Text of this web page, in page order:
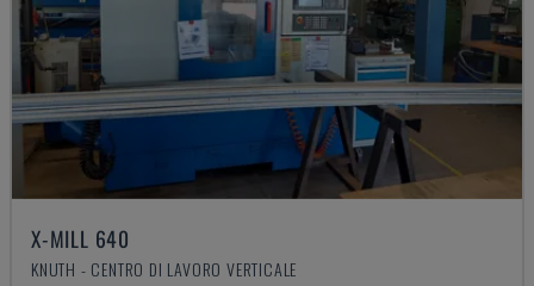
X-MILL 640
KNUTH - CENTRO DI LAVORO VERTICALE